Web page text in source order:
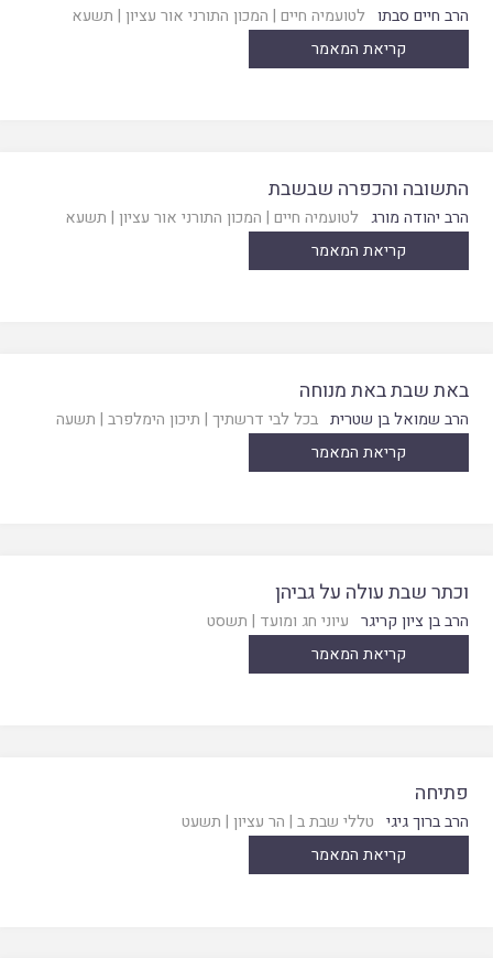
הרב חיים סבתו לטועמיה חיים | המכון התורני אור עציון | תשעא
קריאת המאמר
התשובה והכפרה שבשבת
הרב יהודה מורג לטועמיה חיים | המכון התורני אור עציון | תשעא
קריאת המאמר
באת שבת באת מנוחה
הרב שמואל בן שטרית בכל לבי דרשתיך | תיכון הימלפרב | תשעה
קריאת המאמר
וכתר שבת עולה על גביהן
הרב בן ציון קריגר עיוני חג ומועד | תשסט
קריאת המאמר
פתיחה
הרב ברוך גיגי טללי שבת ב | הר עציון | תשעט
קריאת המאמר